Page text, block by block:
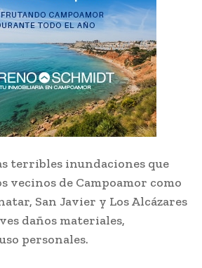
terribles inundaciones que
vecinos de Campoamor como
San Javier y Los Alcázares
daños materiales,
personales.